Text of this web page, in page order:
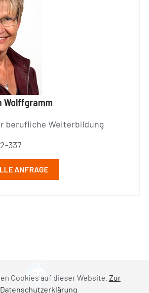
Cookies auf dieser Website. Zur
Datenschutzerklärung
Wolffgramm
berufliche Weiterbildung
337
ANFRAGE